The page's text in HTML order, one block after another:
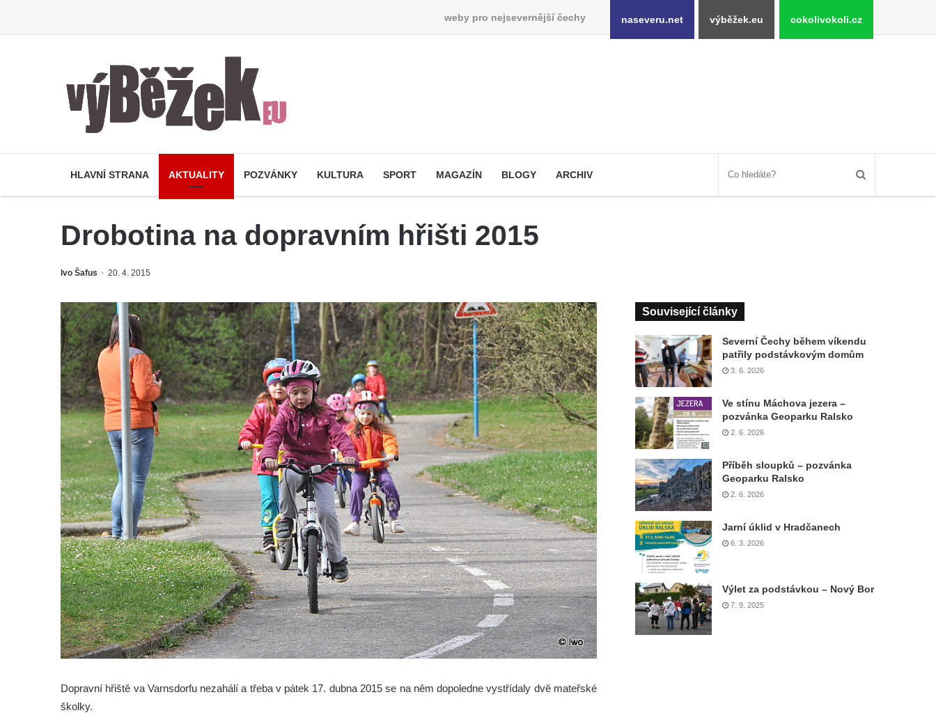
weby pro nejsevernější čechy naseveru.net výběžek.eu cokolivokoli.cz
HLAVNÍ STRANA AKTUALITY POZVÁNKY KULTURA SPORT MAGAZÍN BLOGY ARCHIV
Drobotina na dopravním hřišti 2015
Ivo Šafus 20. 4. 2015
Dopravní hřiště va Varnsdorfu nezahálí a třeba v pátek 17. dubna 2015 se na něm dopoledne vystřídaly dvě mateřské
školky.
Související články
Severní Čechy během víkendu
patřily podstávkovým domům
3. 6. 2026
Ve stínu Máchova jezera –
pozvánka Geoparku Ralsko
2. 6. 2026
Příběh sloupků – pozvánka
Geoparku Ralsko
2. 6. 2026
Jarní úklid v Hradčanech
6. 3. 2026
Výlet za podstávkou – Nový Bor
7. 9. 2025